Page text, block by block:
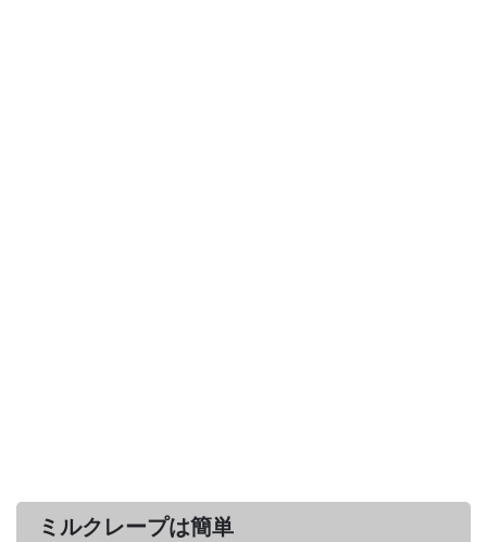
ミルクレープは簡単